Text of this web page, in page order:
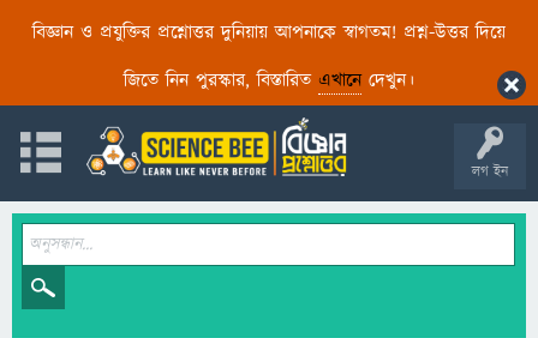
বিজ্ঞান ও প্রযুক্তির প্রশ্নোত্তর দুনিয়ায় আপনাকে স্বাগতম! প্রশ্ন-উত্তর দিয়ে
জিতে নিন পুরস্কার, বিস্তারিত এখানেদেখুন।
লগ ইন